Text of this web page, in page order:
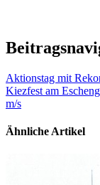
Aktionstag mit
Kiezfest am
m/s
Ähnliche Artikel